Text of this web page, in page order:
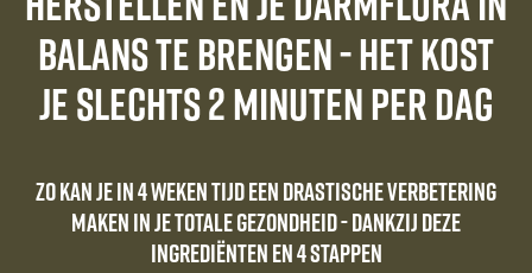
balans te brengen - het kost
je slechts 2 minuten per dag
Zo kan je in 4 weken tijd een drastische verbetering
maken in je totale gezondheid - dankzij deze
ingrediënten en 4 stappen